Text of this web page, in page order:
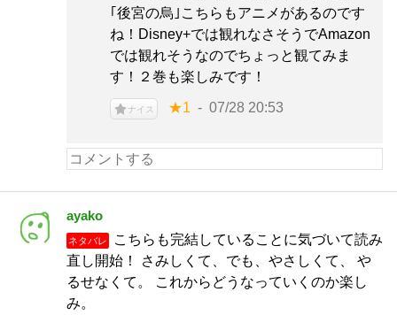
｢後宮の烏｣こちらもアニメがあるのです
ね！Disney+では観れなさそうでAmazon
では観れそうなのでちょっと観てみま
す！２巻も楽しみです！
ナイス ★1 07/28 20:53
ayako
ネタバレ
こちらも完結していることに気づいて読み
直し開始！ さみしくて、でも、やさしくて、 や
るせなくて。 これからどうなっていくのか楽し
み。